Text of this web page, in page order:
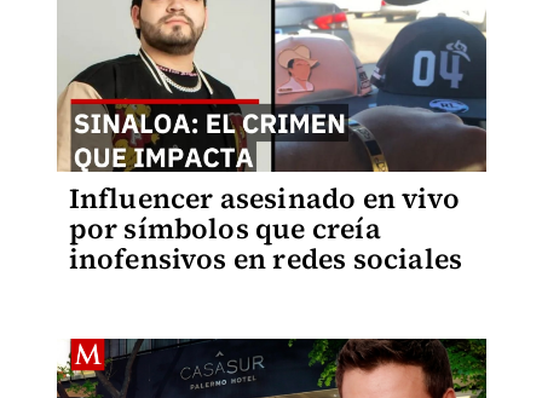
Influencer asesinado en vivo
por símbolos que creía
inofensivos en redes sociales